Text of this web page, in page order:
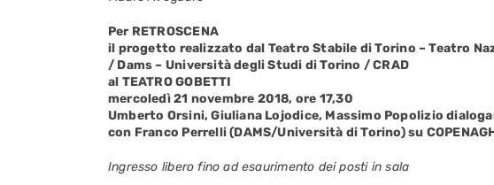
Per RETROSCENA
il progetto realizzato dal Teatro Stabile di Torino – Teatro
/ Dams – Università degli Studi di Torino / CRAD
al TEATRO GOBETTI
mercoledì 21 novembre 2018, ore 17,30
Umberto Orsini, Giuliana Lojodice, Massimo Popolizio
con Franco Perrelli (DAMS/Università di Torino) su
Ingresso libero fino ad esaurimento dei posti in sala